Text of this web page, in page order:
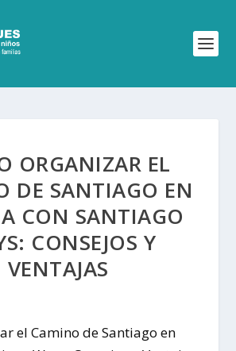
ORGANIZAR EL
DE SANTIAGO EN
CON SANTIAGO
CONSEJOS Y
VENTAJAS